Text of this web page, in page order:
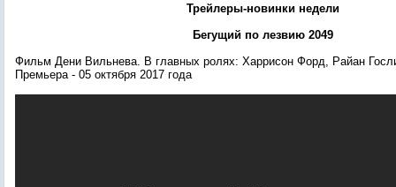
Трейлеры-новинки недели
Бегущий по лезвию 2049
Фильм Дени Вильнева . В главных ролях: Харрисон Форд, Райан
Премьера - 05 октября 2017 года